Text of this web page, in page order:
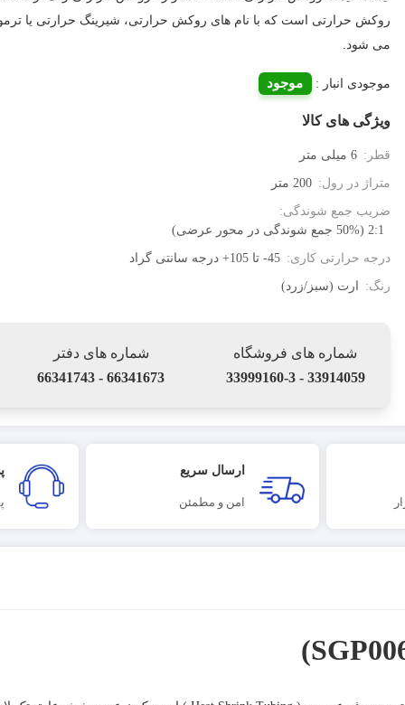
روکش حرارتی است که با نام های روکش حرارتی، شیرینگ حرارتی یا
می شود.
موجودی انبار : موجود
ویژگی های کالا
قطر: 6 میلی متر
متراژ در رول: 200 متر
ضریب جمع شوندگی:
2:1 (50% جمع شوندگی در محور عرضی)
درجه حرارتی کاری: 45- تا 105+ درجه سانتی گراد
رنگ: ارت (سبز/زرد)
شماره های فروشگاه
33914059 - 33999160-3
شماره های دفتر
66341673 - 66341743
ارسال سریع
امن و مطمئن